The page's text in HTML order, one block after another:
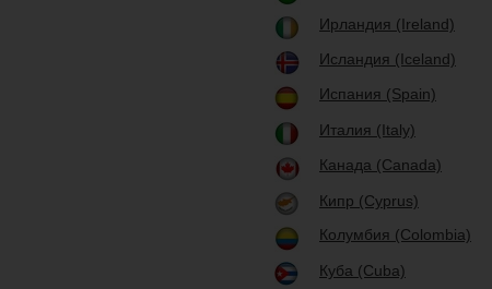
Ирландия (Ireland)
Исландия (Iceland)
Испания (Spain)
Италия (Italy)
Канада (Canada)
Кипр (Cyprus)
Колумбия (Colombia)
Куба (Cuba)